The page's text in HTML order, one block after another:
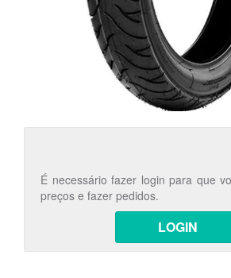
É necessário fazer login para que
preços e fazer pedidos.
LOGIN